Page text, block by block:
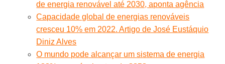
de energia renovável até 2030, aponta agência
Capacidade global de energias renováveis
cresceu 10% em 2022. Artigo de José Eustáquio
Diniz Alves
O mundo pode alcançar um sistema de energia